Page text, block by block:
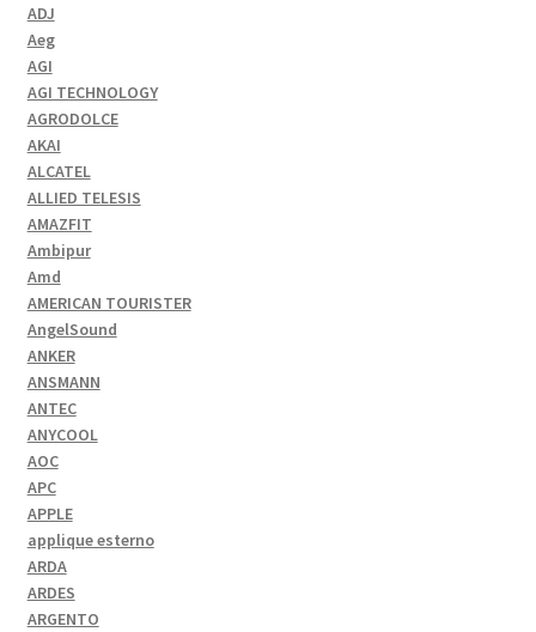
ADJ
Aeg
AGI
AGI TECHNOLOGY
AGRODOLCE
AKAI
ALCATEL
ALLIED TELESIS
AMAZFIT
Ambipur
Amd
AMERICAN TOURISTER
AngelSound
ANKER
ANSMANN
ANTEC
ANYCOOL
AOC
APC
APPLE
applique esterno
ARDA
ARDES
ARGENTO